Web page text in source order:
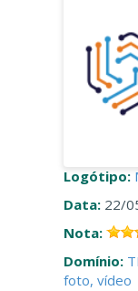
Produtos
Logótipo:
Data: 22/
Nota:
Domínio:
foto, vídeo